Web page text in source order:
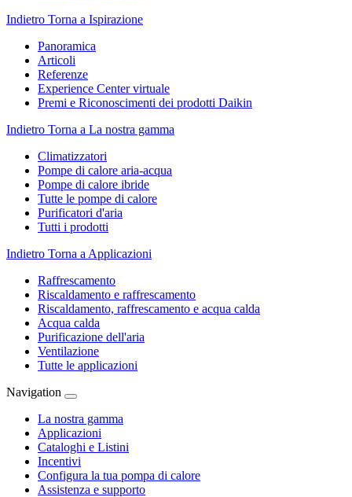
Indietro Torna a Ispirazione
Panoramica
Articoli
Referenze
Experience Center virtuale
Premi e Riconoscimenti dei prodotti Daikin
Indietro Torna a La nostra gamma
Climatizzatori
Pompe di calore aria-acqua
Pompe di calore ibride
Tutte le pompe di calore
Purificatori d'aria
Tutti i prodotti
Indietro Torna a Applicazioni
Raffrescamento
Riscaldamento e raffrescamento
Riscaldamento, raffrescamento e acqua calda
Acqua calda
Purificazione dell'aria
Ventilazione
Tutte le applicazioni
Navigation
La nostra gamma
Applicazioni
Cataloghi e Listini
Incentivi
Configura la tua pompa di calore
Assistenza e supporto